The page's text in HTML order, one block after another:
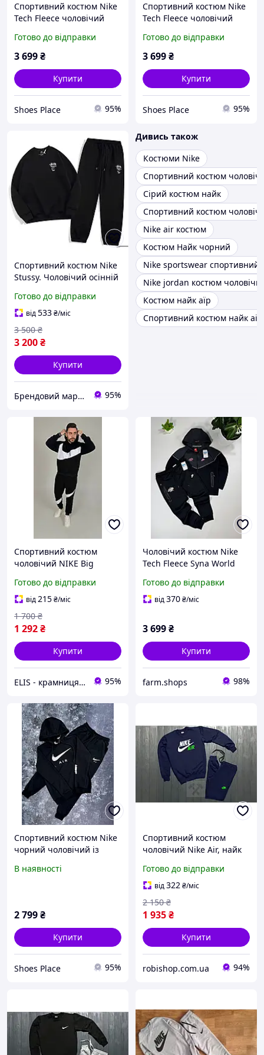
Спортивний костюм Nike
Tech Fleece чоловічий
весна осінь брендовий
найк теч фліс
Готово до відправки
3 699₴
Купити
Shoes Place 95%
Спортивний костюм Nike
Tech Fleece чоловічий
штани весна осінь
брендовий найк теч фліс
Готово до відправки
3 699₴
Купити
Shoes Place 95%
Спортивний костюм Nike
Stussy. Чоловічий осінній
світшот стуссі
Готово до відправки
від533₴/міс
3 200₴
3 500 ₴
Купити
Брендовий маркет 95%
Дивись також
Костюми Nike
Спортивний костюм
Сірий костюм найк
Спортивний костюм
Nike air костюм
Костюм Найк чорний
Nike sportswear спортивний
Nike jordan костюм
Костюм найк аїр
Спортивний костюм найк аір
Спортивний костюм
чоловічий NIKE Big
Чоловічий спортивний
костюм Найк Биг Свуш
Готово до відправки
від215₴/міс
1 292₴
1 700 ₴
Купити
ELIS - крамниця спортивного одягу 95%
Чоловічий костюм Nike
Tech Fleece Syna World
весняний Чоловічий
костюм Найк Теч Фліс
Готово до відправки
від370₴/міс
3 699₴
Купити
farm.shops 98%
Спортивний костюм Nike
чорний чоловічий із
весна осінь демісезонний
В наявності
2 799₴
Купити
Shoes Place 95%
Спортивний костюм
чоловічий Nike Air, найк
Готово до відправки
від322₴/міс
1 935₴
2 150 ₴
Купити
robishop.com.ua 94%